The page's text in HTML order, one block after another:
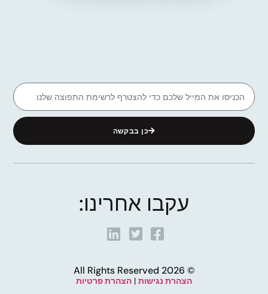
כן בבקשה
עקבו אחרינו:
© 2026 All Rights Reserved
הצהרת נגישות | הצהרת פרטיות